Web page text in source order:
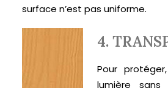
surface n’est pas uniforme.
4.
Pour
lumière